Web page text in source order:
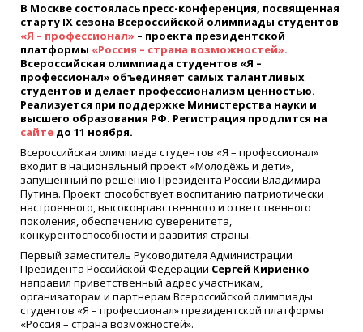
В Москве состоялась пресс-конференция, посвященная
старту IX сезона Всероссийской олимпиады студентов
«Я – профессионал» – проекта президентской
платформы «Россия – страна возможностей».
Всероссийская олимпиада студентов «Я –
профессионал» объединяет самых талантливых
студентов и делает профессионализм ценностью.
Реализуется при поддержке Министерства науки и
высшего образования РФ. Регистрация продлится на
сайте до 11 ноября.
Всероссийская олимпиада студентов «Я – профессионал»
входит в национальный проект «Молодёжь и дети»,
запущенный по решению Президента России Владимира
Путина. Проект способствует воспитанию патриотически
настроенного, высоконравственного и ответственного
поколения, обеспечению суверенитета,
конкурентоспособности и развития страны.
Первый заместитель Руководителя Администрации
Президента Российской Федерации Сергей Кириенко
направил приветственный адрес участникам,
организаторам и партнерам Всероссийской олимпиады
студентов «Я – профессионал» президентской платформы
«Россия – страна возможностей».